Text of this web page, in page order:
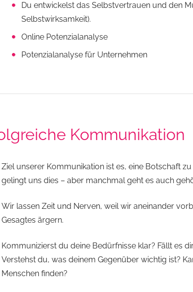
Du entwickelst das Selbstvertrauen und den
Selbstwirksamkeit).
Online Potenzialanalyse
Potenzialanalyse für Unternehmen
Kommunikation
Ziel unserer Kommunikation ist es, eine Botschaft
gelingt uns dies – aber manchmal geht es auch
Wir lassen Zeit und Nerven, weil wir aneinander
Gesagtes ärgern.
Kommunizierst du deine Bedürfnisse klar? Fällt es
Verstehst du, was deinem Gegenüber wichtig ist?
Menschen finden?